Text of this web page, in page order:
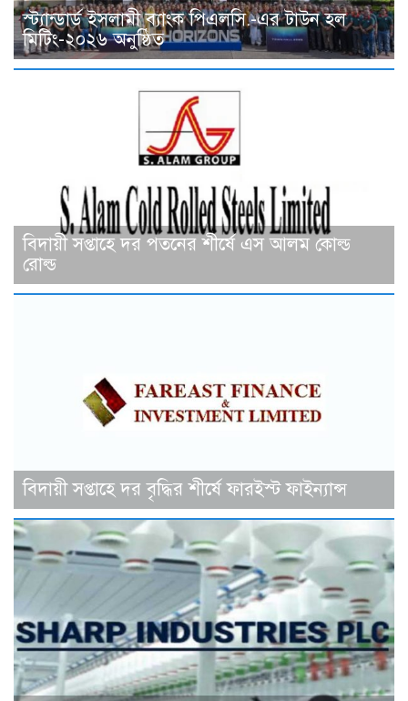
স্ট্যান্ডার্ড ইসলামী ব্যাংক পিএলসি.-এর টাউন হল
মিটিং-২০২৬ অনুষ্ঠিত
বিদায়ী সপ্তাহে দর পতনের শীর্ষে এস আলম কোল্ড
রোল্ড
বিদায়ী সপ্তাহে দর বৃদ্ধির শীর্ষে ফারইস্ট ফাইন্যান্স